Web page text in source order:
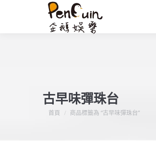
古早味彈珠台
您在這裡：
首頁 商品標籤為 “古早味彈珠台”